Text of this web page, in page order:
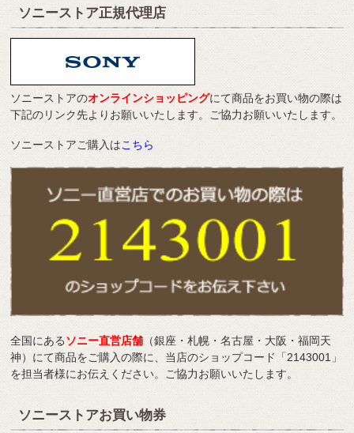
ソニーストア正規代理店
ソニーストアのオンラインショッピングにて商品をお買い物の際は
下記のリンク先よりお願いいたします。ご協力お願いいたします。
ソニーストアご購入はこちら
全国にあるソニー直営店舗 （銀座・札幌・名古屋・大阪・福岡天
神）にて商品をご購入の際に、当店のショップコード「2143001」
を担当者様にお伝えください。ご協力お願いいたします。
ソニーストアお買い物券